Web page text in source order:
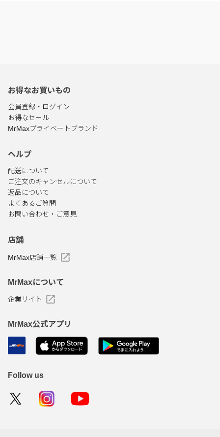
お得なお買いもの
会員登録・ログイン
お得なセール
MrMaxプライベートブランド
ヘルプ
配送について
ご注文のキャンセルについて
返品について
よくあるご質問
お問い合わせ・ご意見
店舗
MrMax店舗一覧
MrMaxについて
企業サイト
MrMax公式アプリ
Follow us